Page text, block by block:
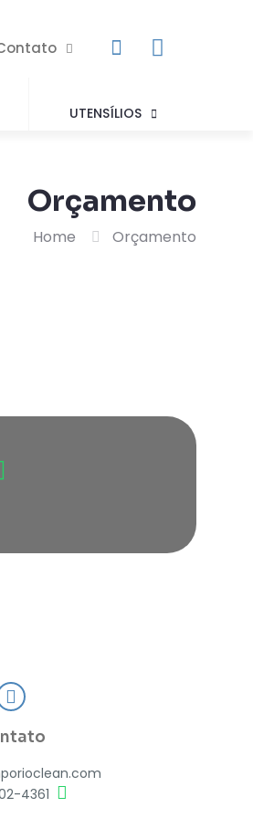
UTENSÍLIOS
Orçamento
Home Orçamento
4361